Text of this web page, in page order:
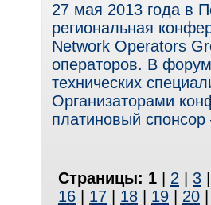
27 мая 2013 года в
региональная
Network Operators
операторов. В
технических
Организаторами
платиновый спонсор
Страницы: 1 2 3
16
17 18 19 20